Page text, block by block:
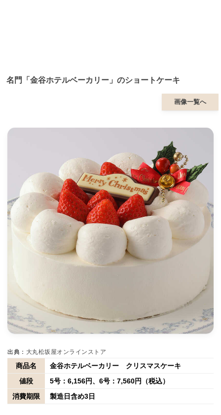
名門「金谷ホテルベーカリー」のショートケーキ
画像一覧へ
出典： 大丸松坂屋オンラインストア
商品名
金谷ホテルベーカリー クリスマスケーキ
値段
5号：6,156円、6号：7,560円（税込）
消費期限
製造日含め3日